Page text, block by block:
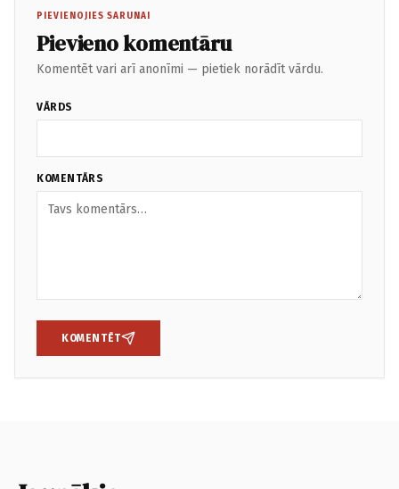
PIEVIENOJIES SARUNAI
Pievieno komentāru
Komentēt vari arī anonīmi — pietiek norādīt vārdu.
VĀRDS
KOMENTĀRS
KOMENTĒT